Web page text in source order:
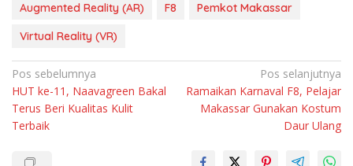
Augmented Reality (AR) F8
Pemkot Makassar
Virtual Reality (VR)
Navigasi
pos
Pos sebelumnya
HUT ke-11, Naavagreen Bakal
Terus Beri Kualitas Kulit
Terbaik
Pos selanjutnya
Ramaikan Karnaval F8, Pelajar
Makassar Gunakan Kostum
Daur Ulang